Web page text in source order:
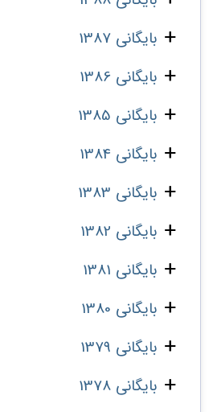
بایگانی 1387
بایگانی 1386
بایگانی 1385
بایگانی 1384
بایگانی 1383
بایگانی 1382
بایگانی 1381
بایگانی 1380
بایگانی 1379
بایگانی 1378